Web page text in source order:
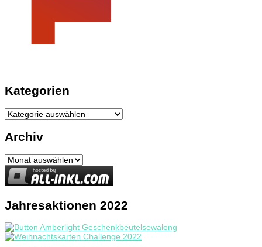
Kategorien
Kategorien
Archiv
Archiv
Jahresaktionen 2022